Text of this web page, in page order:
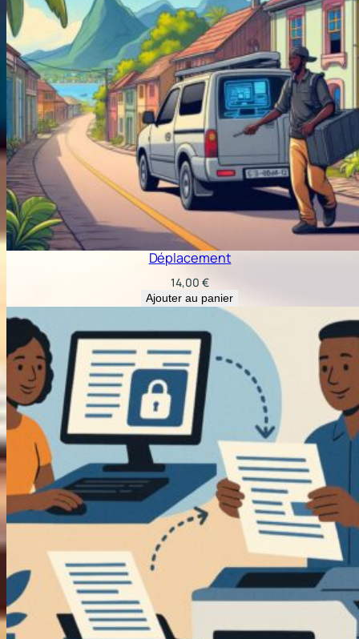
Déplacement
14,00 €
Ajouter au panier